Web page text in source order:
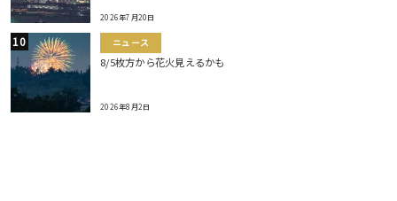
2026年7月20日
ニュース
8/5枚方から花火見えるかも
2026年8月2日